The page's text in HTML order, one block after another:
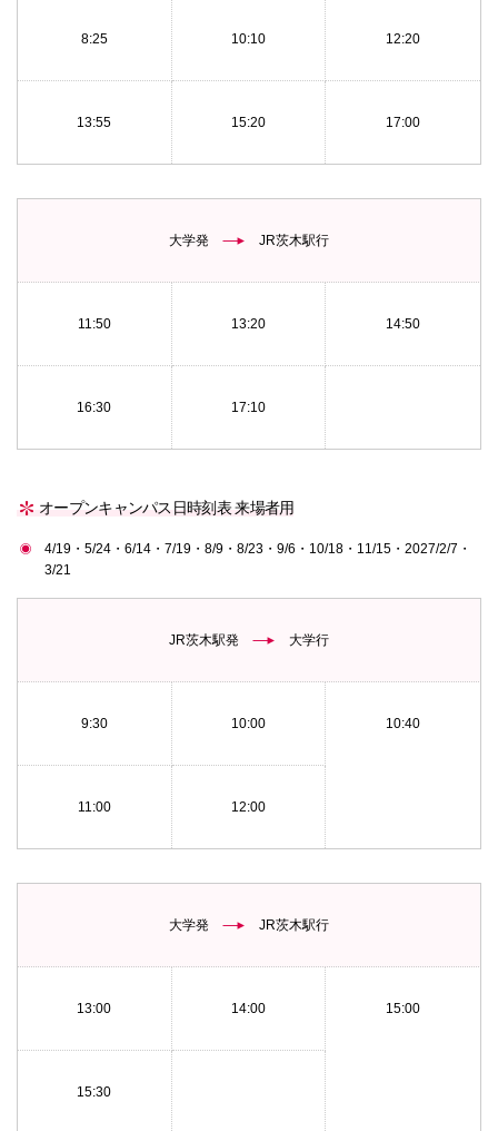
8:25 10:10 12:20
13:55 15:20 17:00
大学発 JR茨木駅行
11:50 13:20 14:50
16:30 17:10
オープンキャンパス日時刻表 来場者用
4/19・5/24・6/14・7/19・8/9・8/23・9/6・10/18・11/15・2027/2/7・
3/21
JR茨木駅発 大学行
9:30 10:00 10:40
11:00 12:00
大学発 JR茨木駅行
13:00 14:00 15:00
15:30